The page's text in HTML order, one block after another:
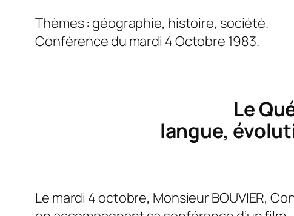
Thèmes : géographie, histoire, société.
Conférence du mardi 4 Octobre 1983.
Le
langue,
Le mardi 4 octobre, Monsieur BOUVIER,